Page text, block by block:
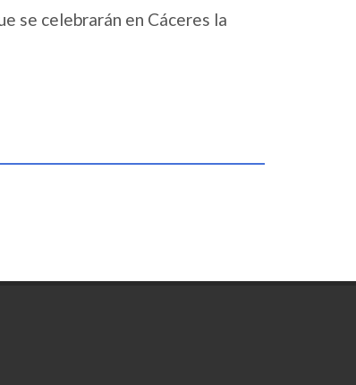
se celebrarán en Cáceres la